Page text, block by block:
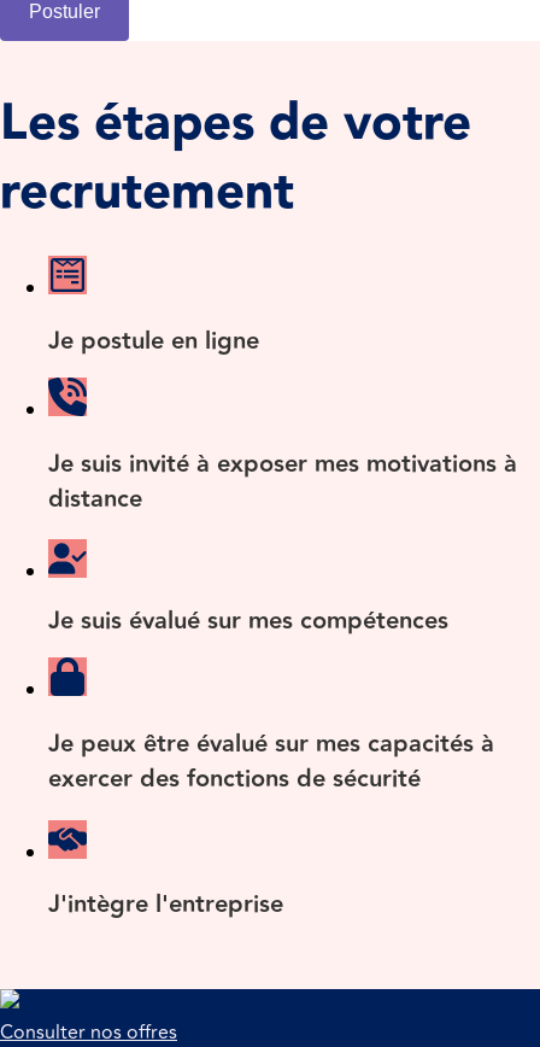
Postuler
Les étapes de votre
recrutement
Je postule en ligne
Je suis invité à exposer mes motivations à
distance
Je suis évalué sur mes compétences
Je peux être évalué sur mes capacités à
exercer des fonctions de sécurité
J'intègre l'entreprise
Consulter nos offres